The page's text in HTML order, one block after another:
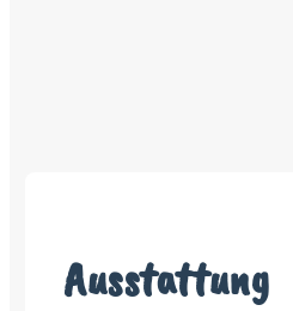
Ausstattung